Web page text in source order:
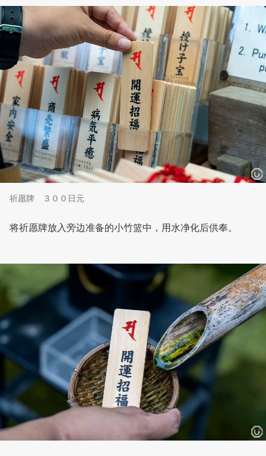
祈愿牌 ３００日元
将祈愿牌放入旁边准备的小竹篮中，用水净化后供奉。